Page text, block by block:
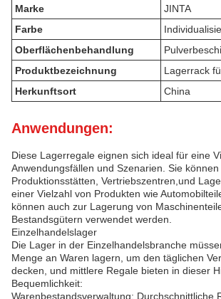
Marke
JINTA
Farbe
Oberflächenbehandlung
Produktbezeichnung
Lagerrack
Herkunftsort
China
Anwendungen:
Diese Lagerregale eignen sich ideal für eine
Anwendungsfällen und Szenarien. Sie können
Produktionsstätten, Vertriebszentren,und
einer Vielzahl von Produkten wie
können auch zur Lagerung von
Bestandsgütern verwendet werden.
Einzelhandelslager
Die Lager in der Einzelhandelsbranche
Menge an Waren lagern, um den täglichen
decken, und mittlere Regale bieten in dieser
Bequemlichkeit:
Warenbestandsverwaltung: Durchschnittliche